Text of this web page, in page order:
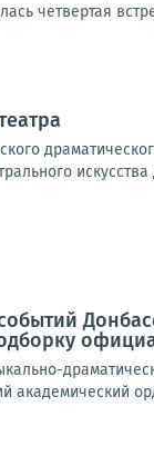
четвертая
академический